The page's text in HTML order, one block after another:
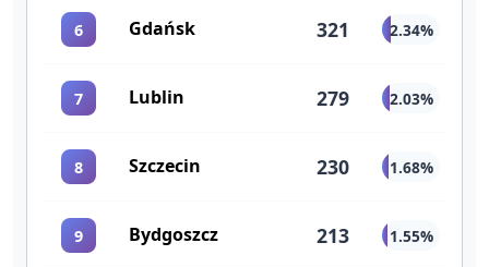
6 Gdańsk 321 2.34%
7 Lublin 279 2.03%
8 Szczecin 230 1.68%
9 Bydgoszcz 213 1.55%